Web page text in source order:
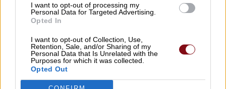
I want to opt-out of processing my
Personal Data for Targeted Advertising.
Opted In
I want to opt-out of Collection, Use,
Retention, Sale, and/or Sharing of my
Personal Data that Is Unrelated with the
Purposes for which it was collected.
Opted Out
κυβέρνησης και περιφέρειας Θεσσαλίας,
για την επανεμφάνιση της ευλογιάς
05/08/2026 , 19:16
Δεν ξεχνάμε – δεν συγχωρούμε το
έγκλημα στη Χιροσίμα και στο Ναγκασάκι